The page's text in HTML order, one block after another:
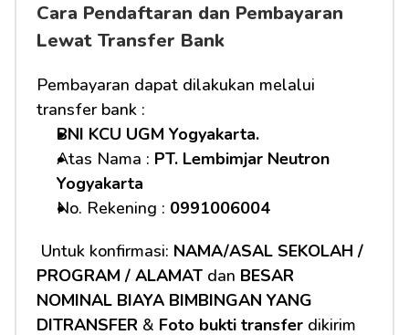
Cara Pendaftaran dan Pembayaran
Lewat Transfer Bank
Pembayaran dapat dilakukan melalui
transfer bank :
BNI KCU UGM Yogyakarta.
Atas Nama : PT. Lembimjar Neutron
Yogyakarta
No. Rekening : 0991006004
Untuk konfirmasi: NAMA/ASAL SEKOLAH /
PROGRAM / ALAMAT dan BESAR
NOMINAL BIAYA BIMBINGAN YANG
DITRANSFER & Foto bukti transfer dikirim